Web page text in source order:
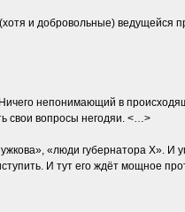
и добровольные) ведущейся
непонимающий в
свои вопросы негодяи. <…>
«люди губернатора Х». И
И тут его ждёт мощное